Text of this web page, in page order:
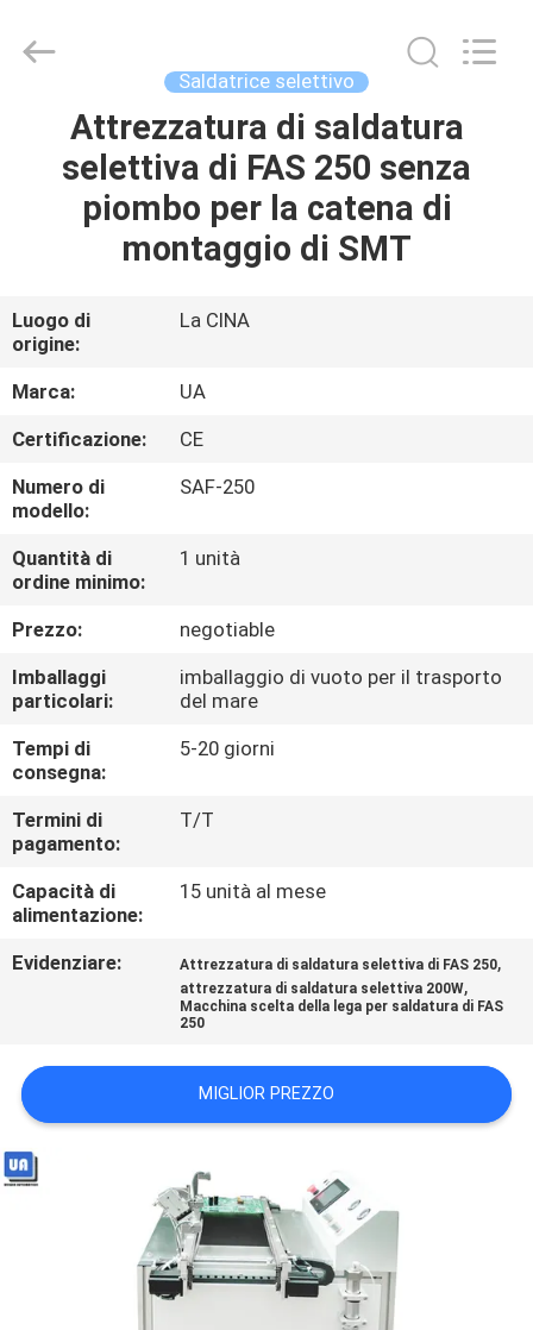
CASA
PRODOTTI
NOI
GIRO
DELLA
FABBRICA
CONTROLLO
DI
QUALITÀ
CONTATTICI
NOTIZIE
RICHIEDA
UNA
MAPPA
DEL
SITO
UNIQUE
AUTOMATION
Saldatrice selettivo
Attrezzatura di saldatura
selettiva di FAS 250 senza
piombo per la catena di
montaggio di SMT
Luogo di
origine:
La CINA
Marca:
UA
Certificazione:
CE
Numero di
modello:
SAF-250
Quantità di
ordine minimo:
1 unità
Prezzo:
negotiable
Imballaggi
particolari:
imballaggio di vuoto per il trasporto
del mare
Tempi di
consegna:
5-20 giorni
Termini di
pagamento:
T/T
Capacità di
alimentazione:
15 unità al mese
Evidenziare: Attrezzatura di saldatura selettiva di FAS 250,
attrezzatura di saldatura selettiva 200W,
Macchina scelta della lega per saldatura di FAS
250
MIGLIOR PREZZO